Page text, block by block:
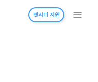
펫시터 지원